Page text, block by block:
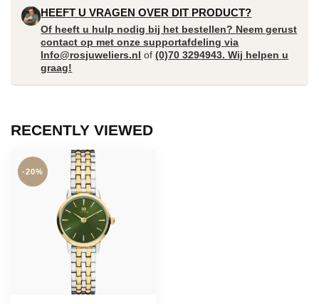
HEEFT U VRAGEN OVER DIT PRODUCT?
Of heeft u hulp nodig bij het bestellen? Neem gerust
contact op met onze supportafdeling via
Info@rosjuweliers.nl of(0)70 3294943. Wij helpen u
graag!
RECENTLY VIEWED
-20%